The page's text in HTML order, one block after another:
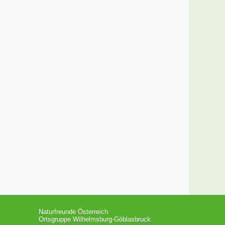
Naturfreunde Österreich
Ortsgruppe Wilhelmsburg-Göblasbruck